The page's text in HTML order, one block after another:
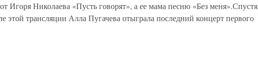
Игоря Николаева «Пусть говорят», а ее мама песню «Без меня».Спустя
этой трансляции Алла Пугачева отыграла последний концерт первого